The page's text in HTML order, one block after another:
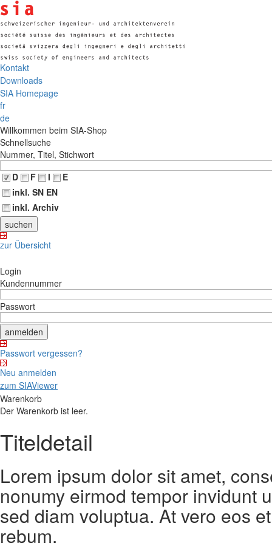
Kontakt
Downloads
SIA Homepage
fr
de
Willkommen beim SIA-Shop
Schnellsuche
Nummer, Titel, Stichwort
D
F I
E
inkl. SN EN
inkl. Archiv
zur Übersicht
Login
Kundennummer
Passwort
Passwort vergessen?
Neu anmelden
zum SIAViewer
Warenkorb
Der Warenkorb ist leer.
Titeldetail
Lorem ipsum dolor sit amet,
nonumy eirmod tempor invidunt
sed diam voluptua. At vero eos
rebum.